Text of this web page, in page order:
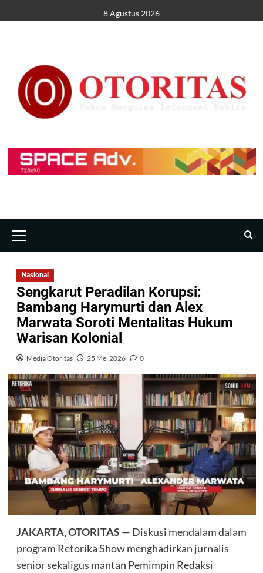
8 Agustus 2026
Nasional
Sengkarut Peradilan Korupsi:
Bambang Harymurti dan Alex
Marwata Soroti Mentalitas Hukum
Warisan Kolonial
Media Otoritas 25 Mei 2026 0
JAKARTA, OTORITAS — Diskusi mendalam dalam
program Retorika Show menghadirkan jurnalis
senior sekaligus mantan Pemimpin Redaksi